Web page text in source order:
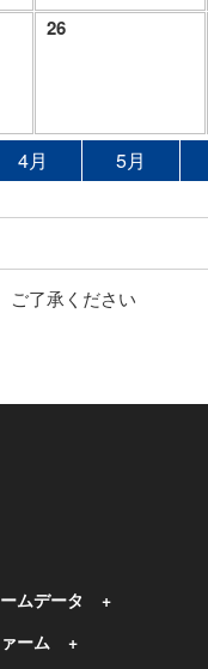
26
4月 5月
ご了承ください
ムデータ
ーム